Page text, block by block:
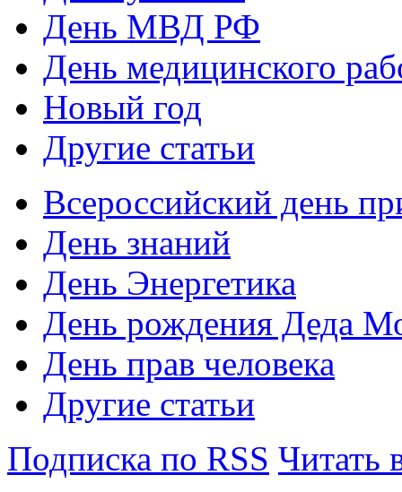
День МВД РФ
День медицинского
Новый год
Другие статьи
Всероссийский день
День знаний
День Энергетика
День рождения Деда
День прав человека
Другие статьи
Подписка по RSS Читать